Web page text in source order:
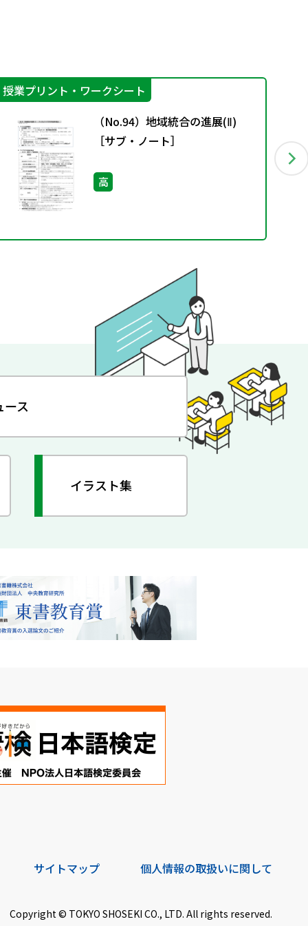
授業プリント・ワークシート
（No.94）地域統合の進展(Ⅱ)
［サブ・ノート］
高
ス
イラスト集
サイトマップ 個人情報の取扱いに関して
Copyright © TOKYO SHOSEKI CO., LTD. All rights reserved.